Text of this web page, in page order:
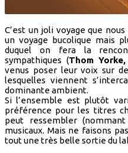
C’est un joli voyage que
un voyage bucolique mais
duquel on fera la
sympathiques (Thom
venus poser leur voix sur
lesquelles viennent
dominante ambient.
Si l’ensemble est plutôt
préférence pour les titres
peut ressembler
musicaux. Mais ne faisons
tout une très belle sortie du